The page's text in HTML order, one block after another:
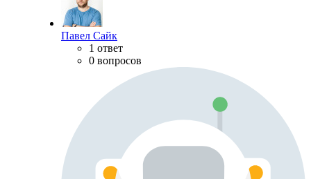
Павел Сайк
1 ответ
0 вопросов